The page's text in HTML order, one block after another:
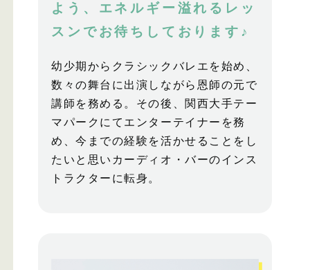
よう、エネルギー溢れるレッ
スンでお待ちしております♪
幼少期からクラシックバレエを始め、
数々の舞台に出演しながら恩師の元で
講師を務める。その後、関西大手テー
マパークにてエンターテイナーを務
め、今までの経験を活かせることをし
たいと思いカーディオ・バーのインス
トラクターに転身。